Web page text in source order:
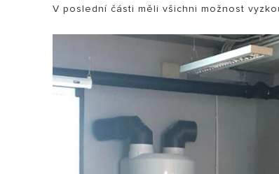
V poslední části měli všichni možnost